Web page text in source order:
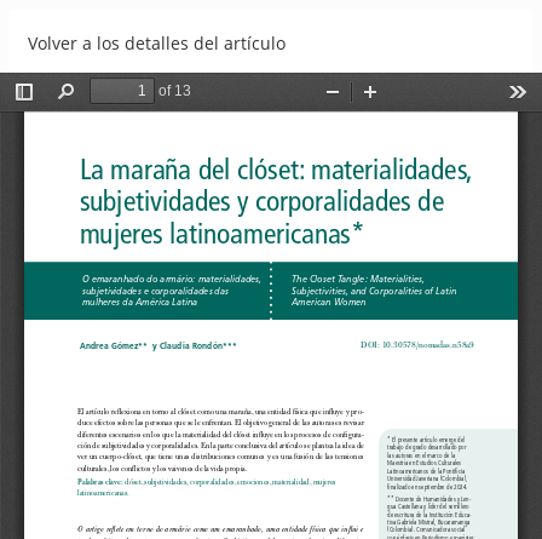
Volver a los detalles del artículo
La maraña del clóset: materialidades, subjetividades y
Gómez y Claudia Rondón
DescargarDescargar PDF